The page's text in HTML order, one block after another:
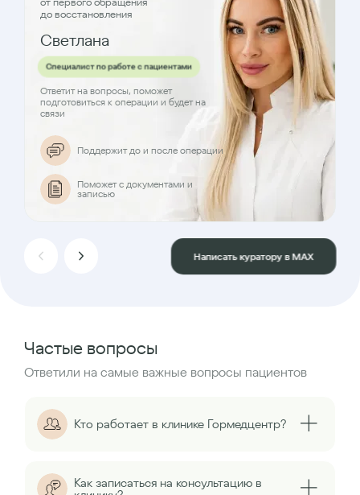
до восстановления
Светлана
Специалист по работе с пациентами
Ответит на вопросы, поможет
подготовиться к операции и будет на
связи
Поддержит до и после операции
Поможет с документами и
записью
Написать куратору в MAX
Частые вопросы
Ответили на самые важные вопросы пациентов
Кто работает в клинике Гормедцентр?
Как записаться на консультацию в